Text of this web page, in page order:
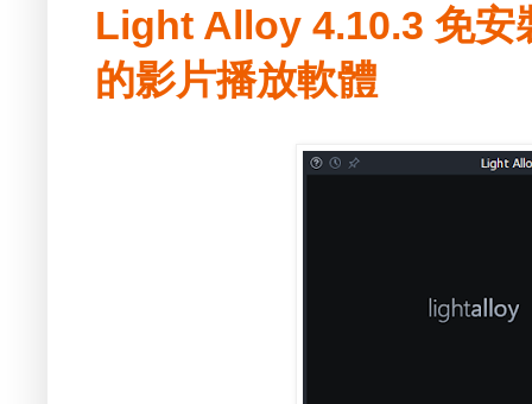
Light Alloy 4.10.3 免安
的影片播放軟體